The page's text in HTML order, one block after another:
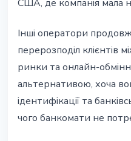
США, де компанія мала
Інші оператори
перерозподіл клієнтів
ринки та онлайн-
альтернативою, хоча
ідентифікації та
чого банкомати не